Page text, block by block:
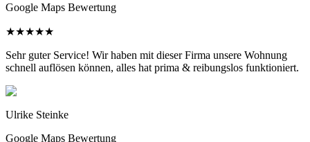
Google Maps Bewertung
★★★★★
Sehr guter Service! Wir haben mit dieser Firma unsere Wohnung
schnell auflösen können, alles hat prima & reibungslos funktioniert.
Ulrike Steinke
Google Maps Bewertung